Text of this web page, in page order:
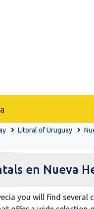
Litoral of Uruguay
en Nueva
you will find several